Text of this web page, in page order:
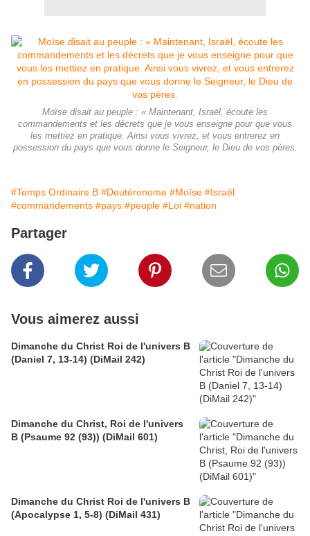
Moïse disait au peuple : « Maintenant, Israël, écoute les
commandements et les décrets que je vous enseigne pour que vous
les mettiez en pratique. Ainsi vous vivrez, et vous entrerez en
possession du pays que vous donne le Seigneur, le Dieu de vos pères.
#Temps Ordinaire B #Deutéronome #Moïse #Israël
#commandements #pays #peuple #Loi #nation
Partager
Vous aimerez aussi
Dimanche du Christ Roi de l'univers B
(Daniel 7, 13-14) (DiMail 242)
Dimanche du Christ, Roi de l'univers
B (Psaume 92 (93)) (DiMail 601)
Dimanche du Christ Roi de l'univers B
(Apocalypse 1, 5-8) (DiMail 431)